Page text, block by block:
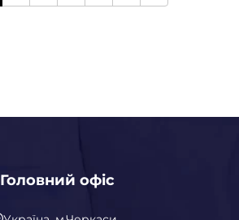
Головний офіс